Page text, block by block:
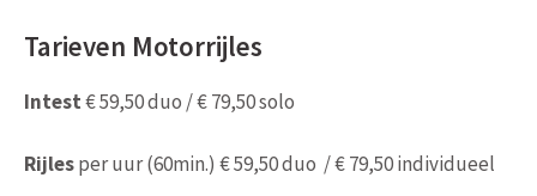
Tarieven Motorrijles
Intest€ 59,50 duo / € 79,50 solo
Rijlesper uur (60min.) € 59,50 duo / € 79,50 individueel